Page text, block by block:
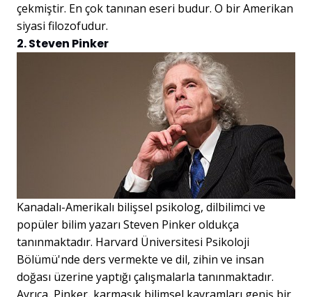
çekmiştir. En çok tanınan eseri budur. O bir Amerikan
siyasi filozofudur.
2. Steven Pinker
Kanadalı-Amerikalı bilişsel psikolog, dilbilimci ve
popüler bilim yazarı Steven Pinker oldukça
tanınmaktadır. Harvard Üniversitesi Psikoloji
Bölümü'nde ders vermekte ve dil, zihin ve insan
doğası üzerine yaptığı çalışmalarla tanınmaktadır.